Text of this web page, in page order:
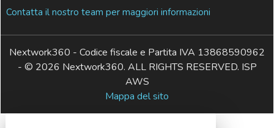
Contatta il nostro team per maggiori informazioni
Nextwork360 - Codice fiscale e Partita IVA 13868590962
- © 2026 Nextwork360. ALL RIGHTS RESERVED. ISP
AWS
Mappa del sito